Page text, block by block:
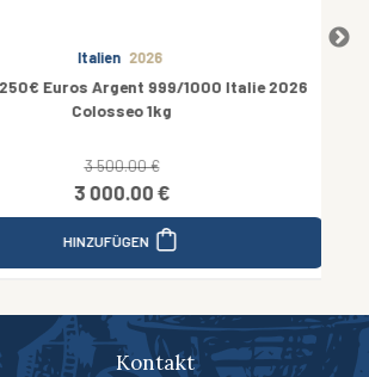
Italien 2026
Euros Argent 999/1000 Italie 2026
Colosseo 1kg
3 500.00 €
3 000.00 €
HINZUFÜGEN
Kontakt